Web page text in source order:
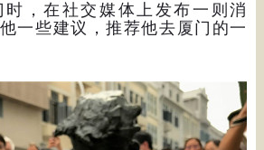
，在社交媒体上发布一则消
一些建议，推荐他去厦门的一